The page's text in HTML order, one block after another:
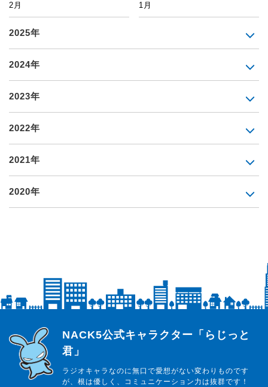
2月 1月
2025年
2024年
2023年
2022年
2021年
2020年
らじっと君
NACK5公式キャラクター「らじっと
君」
ラジオキャラなのに無口で愛想がない変わりものです
が、根は優しく、コミュニケーション力は抜群です！